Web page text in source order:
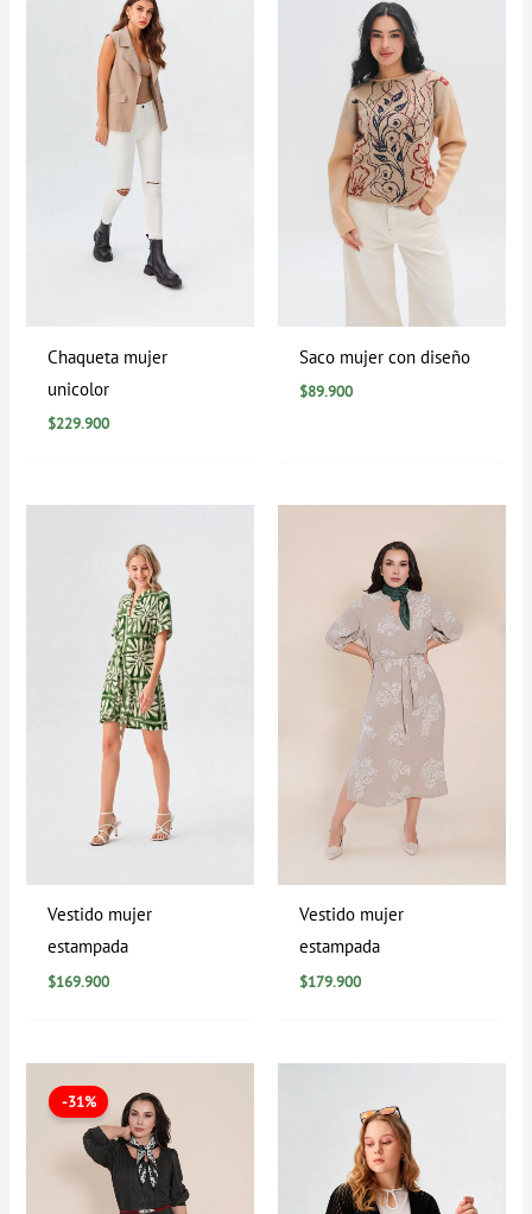
Chaqueta mujer
unicolor
$229.900
Saco mujer con diseño
$89.900
Vestido mujer
estampada
$169.900
Vestido mujer
estampada
$179.900
-31%
precio
original
era:
$129.900.
actual
es:
$89.900.